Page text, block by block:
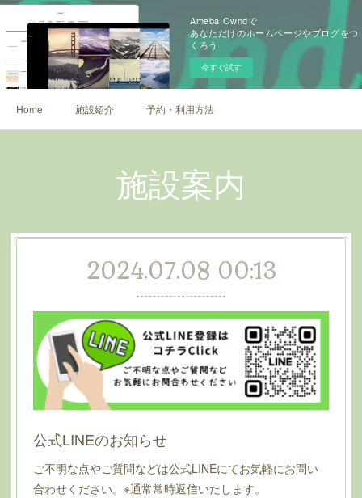
Ameba Owndで
あなただけのホームページやブログをつ
くろう
今すぐ試す
Home 施設紹介 予約・利用方法
施設案内
2024.07.08 00:13
公式LINEのお知らせ
ご不明な点やご質問などは公式LINEにてお気軽にお問い
合わせください。※通常常時返信いたします。